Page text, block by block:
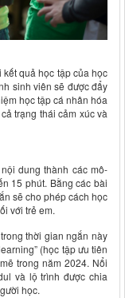
quả học tập của học
sinh viên sẽ được đẩy
học tập cá nhân hóa
trạng thái cảm xúc và
dung thành các mô-
15 phút. Bằng các bài
sẽ cho phép cách học
với trẻ em.
thời gian ngắn này
(học tập ưu tiên
trong năm 2024. Nổi
và lộ trình được chia
học.